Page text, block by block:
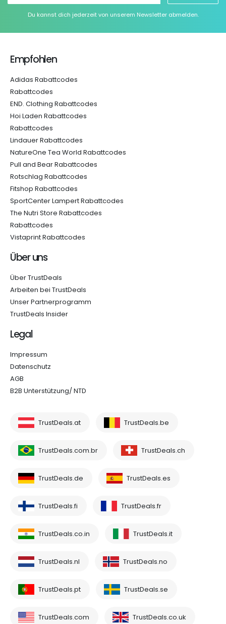
Du kannst dich jederzeit von unserem Newsletter abmelden.
Empfohlen
Adidas Rabattcodes
Rabattcodes
END. Clothing Rabattcodes
Hoi Laden Rabattcodes
Rabattcodes
Lindauer Rabattcodes
NatureOne Tea World Rabattcodes
Pull and Bear Rabattcodes
Rotschlag Rabattcodes
Fitshop Rabattcodes
SportCenter Lampert Rabattcodes
The Nutri Store Rabattcodes
Rabattcodes
Vistaprint Rabattcodes
Über uns
Über TrustDeals
Arbeiten bei TrustDeals
Unser Partnerprogramm
TrustDeals Insider
Legal
Impressum
Datenschutz
AGB
B2B Unterstützung/ NTD
TrustDeals.at TrustDeals.be
TrustDeals.com.br TrustDeals.ch
TrustDeals.de TrustDeals.es
TrustDeals.fi TrustDeals.fr
TrustDeals.co.in TrustDeals.it
TrustDeals.nl TrustDeals.no
TrustDeals.pt TrustDeals.se
TrustDeals.com TrustDeals.co.uk